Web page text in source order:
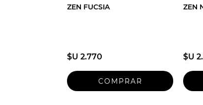
ZEN FUCSIA
$U 2.770
ZEN
$U